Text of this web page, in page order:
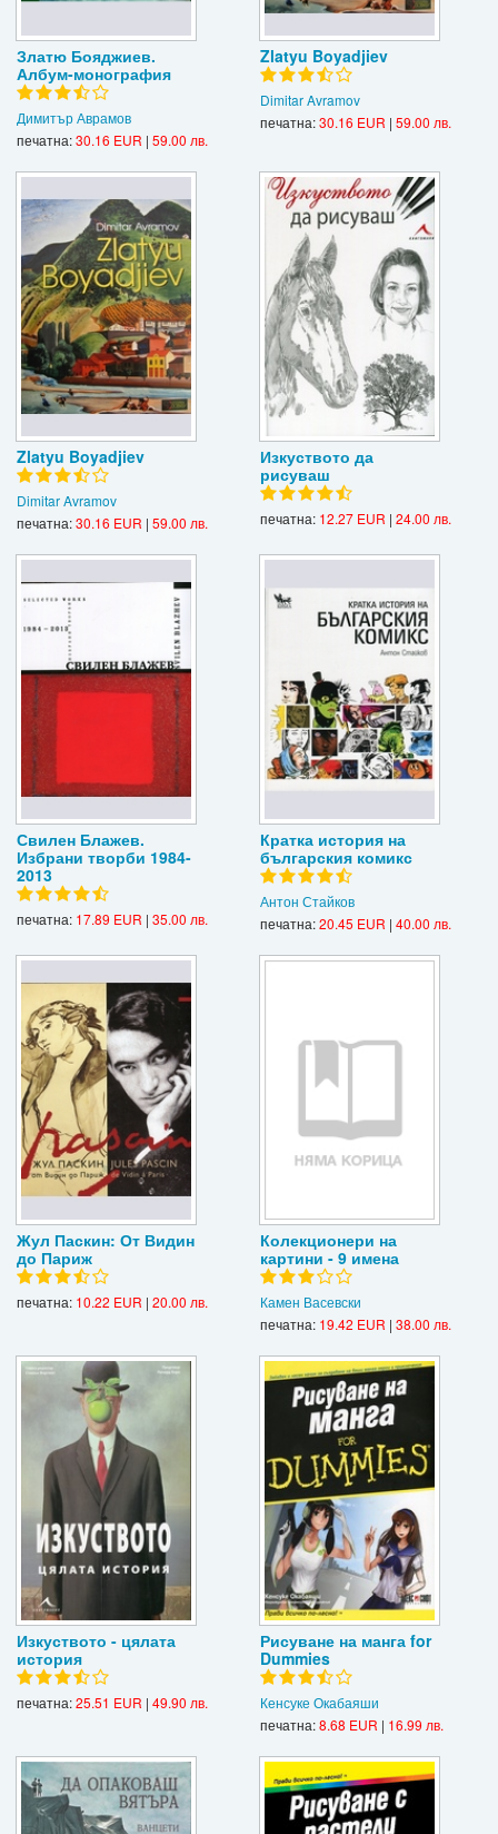
Златю Бояджиев.
Албум-монография
Димитър Аврамов
печатна:30.16 EUR | 59.00 лв.
Zlatyu Boyadjiev
Dimitar Avramov
печатна:30.16 EUR | 59.00 лв.
Zlatyu Boyadjiev
Dimitar Avramov
печатна:30.16 EUR | 59.00 лв.
Изкуството да
рисуваш
печатна: 12.27 EUR | 24.00 лв.
Свилен Блажев.
Избрани творби 1984-
2013
печатна: 17.89 EUR | 35.00 лв.
Кратка история на
българския комикс
Антон Стайков
печатна:20.45 EUR | 40.00 лв.
Жул Паскин: От Видин
до Париж
печатна: 10.22 EUR | 20.00 лв.
Колекционери на
картини - 9 имена
Камен Васевски
печатна: 19.42 EUR | 38.00 лв.
Изкуството - цялата
история
печатна:25.51 EUR | 49.90 лв.
Рисуване на манга for
Dummies
Кенсуке Окабаяши
печатна:8.68 EUR | 16.99 лв.